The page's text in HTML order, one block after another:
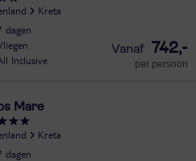
Kreta
dagen
Inclusive
742,-
per persoon
Mare
Kreta
dagen